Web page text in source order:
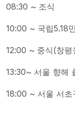
08:30 ~ 조식
10:00 ~ 국립5.18
12:00 ~ 중식(창
13:30~ 서울 향해
18:00 ~ 서울 서초